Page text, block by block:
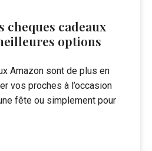
cheques cadeaux
options
Amazon sont de plus en
vos proches à l’occasion
fête ou simplement pour